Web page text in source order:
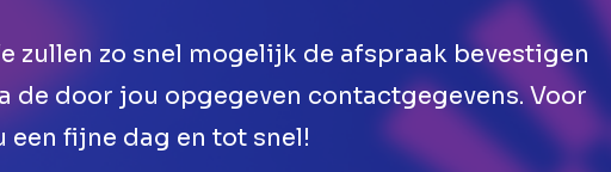
zullen zo snel mogelijk de afspraak bevestigen
de door jou opgegeven contactgegevens. Voor
een fijne dag en tot snel!